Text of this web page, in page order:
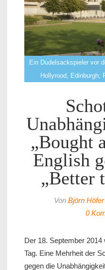
Ein Dudelsackspieler vor
Hollyrood, Edinburgh;
„Bought
English
„Better
Von Björn Höfer
0
Der 18. September
Tag. Eine Mehrheit der
gegen die